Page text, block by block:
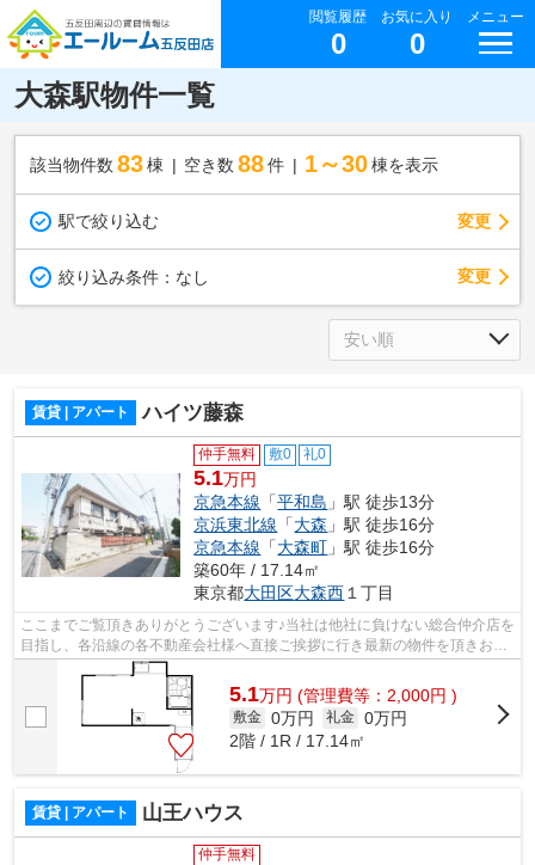
閲覧履歴
0
お気に入り
0
メニュー
大森駅物件一覧
該当物件数 83棟 空き数 88 件 1～30 棟を表示
駅で絞り込む 変更
絞り込み条件： なし 変更
賃貸 | アパート ハイツ藤森
仲手無料 敷0 礼0
5.1万円
京急本線 「平和島 」駅 徒歩13分
京浜東北線 「大森 」駅 徒歩16分
京急本線 「大森町 」駅 徒歩16分
築60年 / 17.14㎡
東京都大田区大森西１丁目
ここまでご覧頂きありがとうございます♪当社は他社に負けない総合仲介店を
目指し、各沿線の各不動産会社様へ直接ご挨拶に行き最新の物件を頂きお客
様へ提供しております！最新の情報は...
5.1万円 (管理費等：2,000円 )
敷金 0万円 礼金 0万円
2階 / 1R / 17.14㎡
賃貸 | アパート 山王ハウス
仲手無料